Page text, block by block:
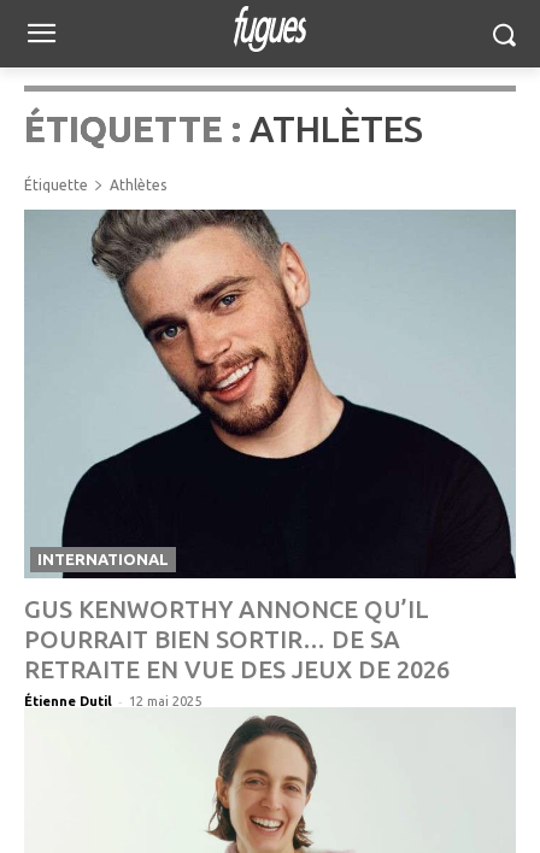
ÉTIQUETTE : ATHLÈTES
Étiquette Athlètes
INTERNATIONAL
GUS KENWORTHY ANNONCE QU’IL
POURRAIT BIEN SORTIR… DE SA
RETRAITE EN VUE DES JEUX DE 2026
Étienne Dutil - 12 mai 2025